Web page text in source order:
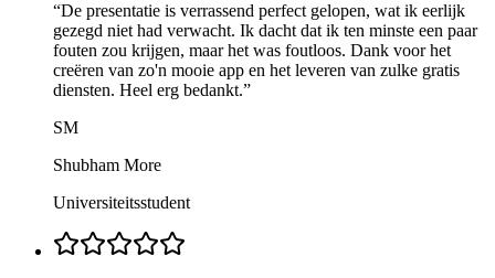
“De presentatie is verrassend perfect gelopen, wat ik eerlijk
gezegd niet had verwacht. Ik dacht dat ik ten minste een paar
fouten zou krijgen, maar het was foutloos. Dank voor het
creëren van zo'n mooie app en het leveren van zulke gratis
diensten. Heel erg bedankt.”
SM
Shubham More
Universiteitsstudent